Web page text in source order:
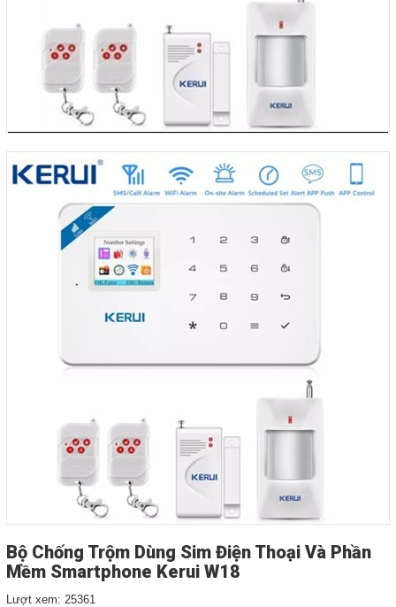
Bộ Chống Trộm Dùng Sim Điện Thoại Và Phần
Mềm Smartphone Kerui W18
Lượt xem: 25361
Liên hệ
Đóng
TRÊN MẠNG XÃ HỘI
Facebook
Google
HotLine
Email
©COPYRIGHT 2019. ALL RIGHTS RESERVED